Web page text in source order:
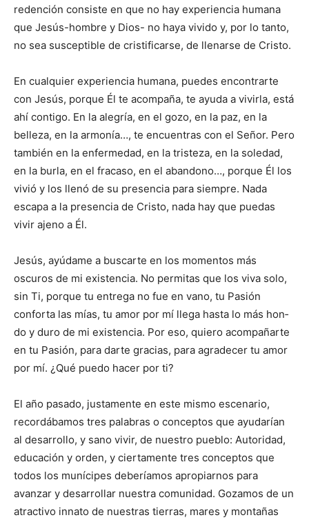
redención consiste en que no hay experiencia humana
que Jesús-hombre y Dios- no haya vivido y, por lo tanto,
no sea susceptible de cristificarse, de llenarse de Cristo.
En cualquier experiencia humana, pue­des encontrarte
con Jesús, porque Él te acompaña, te ayuda a vivirla, está
ahí contigo. En la alegría, en el gozo, en la paz, en la
belleza, en la armo­nía…, te encuentras con el Señor. Pero
también en la enfermedad, en la tristeza, en la soledad,
en la burla, en el fracaso, en el abandono…, porque Él los
vivió y los llenó de su presencia para siempre. Nada
escapa a la presencia de Cris­to, nada hay que pue­das
vivir ajeno a Él.
Jesús, ayúdame a buscarte en los mo­mentos más
oscuros de mi existencia. No permitas que los viva solo,
sin Ti, porque tu entrega no fue en vano, tu Pasión
conforta las mías, tu amor por mí llega hasta lo más hon­
do y duro de mi existencia. Por eso, quiero acompañarte
en tu Pa­sión, para darte gracias, para agradecer tu amor
por mí. ¿Qué puedo hacer por ti?
El año pasado, justamente en este mismo escenario,
recordába­mos tres palabras o conceptos que ayuda­rían
al desarrollo, y sano vivir, de nuestro pueblo: Autoridad,
educación y orden, y ciertamente tres conceptos que
todos los munícipes deberíamos apropiarnos para
avanzar y desarrollar nuestra comunidad. Goza­mos de un
atractivo in­nato de nuestras tie­rras, mares y montañas